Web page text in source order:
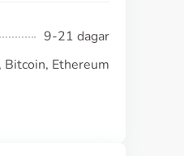
9-21 dagar
Bitcoin, Ethereum